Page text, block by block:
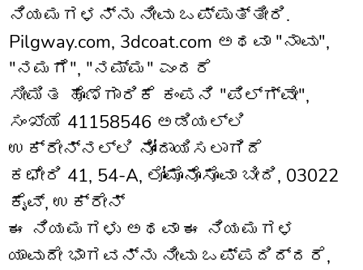
ನಿಯಮಗಳನ್ನು ನೀವು ಒಪ್ಪುತ್ತೀರಿ.
Pilgway.com, 3dcoat.com ಅಥವಾ "ನಾವು",
"ನಮಗೆ", "ನಮ್ಮ" ಎಂದರೆ
ಸೀಮಿತ ಹೊಣೆಗಾರಿಕೆ ಕಂಪನಿ "ಪಿಲ್ಗ್ವೇ",
ಸಂಖ್ಯೆ 41158546 ಅಡಿಯಲ್ಲಿ
ಉಕ್ರೇನ್‌ನಲ್ಲಿ ನೋಂದಾಯಿಸಲಾಗಿದೆ
ಕಛೇರಿ 41, 54-A, ಲೋಮೊನೊಸೊವಾ ಬೀದಿ, 03022
ಕೈವ್, ಉಕ್ರೇನ್
ಈ ನಿಯಮಗಳು ಅಥವಾ ಈ ನಿಯಮಗಳ
ಯಾವುದೇ ಭಾಗವನ್ನು ನೀವು ಒಪ್ಪದಿದ್ದರೆ,